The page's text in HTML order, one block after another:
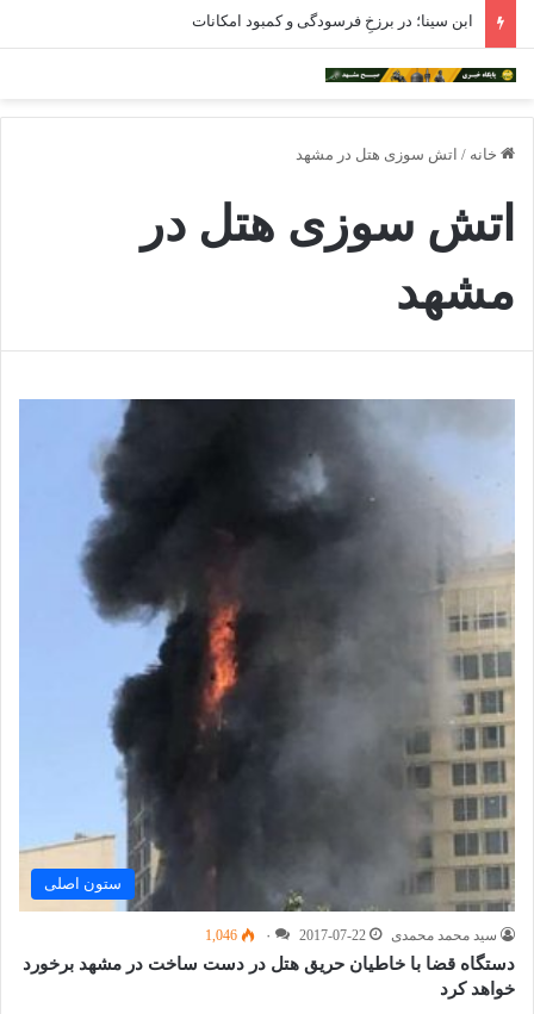
ابن سینا؛ در برزخِ فرسودگی و کمبود امکانات
خانه / اتش سوزی هتل در مشهد
اتش سوزی هتل در
مشهد
ستون اصلی
سید محمد محمدی 2017-07-22 ۰ 1,046
دستگاه قضا با خاطیان حریق هتل در دست ساخت در مشهد برخورد
خواهد کرد